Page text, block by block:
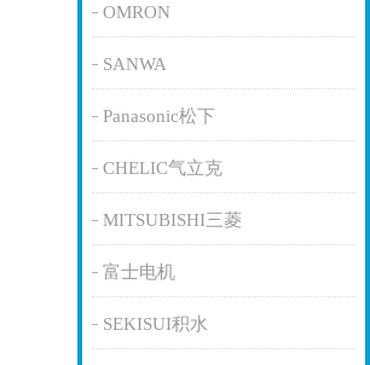
OMRON
SANWA
Panasonic松下
CHELIC气立克
MITSUBISHI三菱
富士电机
SEKISUI积水